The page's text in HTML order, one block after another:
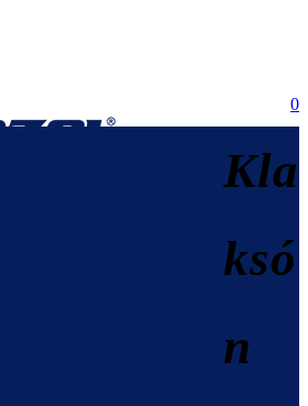
0
Kla
ksó
n